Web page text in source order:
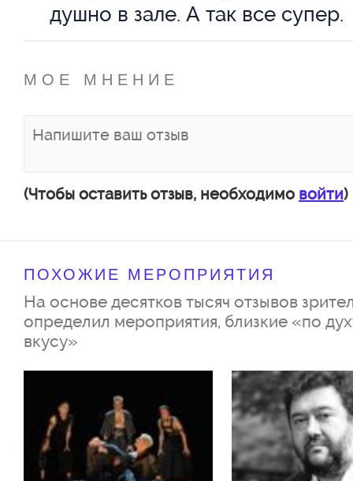
Сафронихин
душно в зале. А так все супер.
МОЕ МНЕНИЕ
(Чтобы оставить отзыв, необходимо войти)
ПОХОЖИЕ МЕРОПРИЯТИЯ
На основе десятков тысяч отзывов
определил мероприятия, близкие «по
вкусу»